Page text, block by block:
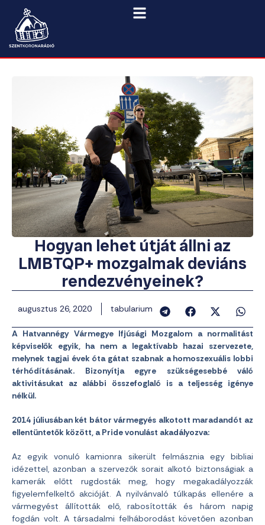
Hogyan lehet útját állni az
LMBTQP+ mozgalmak deviáns
rendezvényeinek?
augusztus 26, 2020 tabularium
A Hatvannégy Vármegye Ifjúsági Mozgalom a normalitást
képviselők egyik, ha nem a legaktívabb hazai szervezete,
melynek tagjai évek óta gátat szabnak a homoszexuális lobbi
térhódításának. Bizonyítja egyre szükségesebbé váló
aktivitásukat az alábbi összefoglaló is a teljesség igénye
nélkül.
2014 júliusában két bátor vármegyés alkotott maradandót az
ellentüntetők között, a Pride vonulást akadályozva:
Az egyik vonuló kamionra sikerült felmásznia egy bibliai
idézettel, azonban a szervezők sorait alkotó biztonságiak a
kamerák előtt rugdosták meg, hogy megakadályozzák
figyelemfelkeltő akcióját. A nyilvánvaló túlkapás ellenére a
vármegyést állították elő, rabosították és három napig
fogdán volt. A társadalmi felháborodást követően azonban